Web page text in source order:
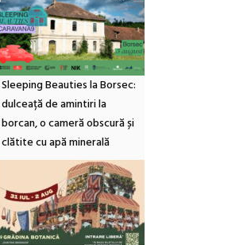
Sleeping Beauties la Borsec:
dulceață de amintiri la
borcan, o cameră obscură și
clătite cu apă minerală